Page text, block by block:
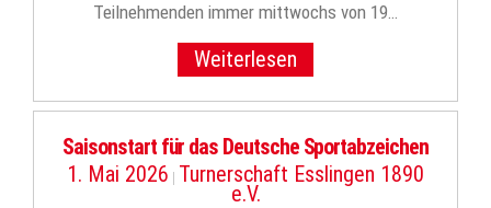
Teilnehmenden immer mittwochs von 19…
Weiterlesen
Saisonstart für das Deutsche Sportabzeichen
1. Mai 2026 | Turnerschaft Esslingen 1890
e.V.